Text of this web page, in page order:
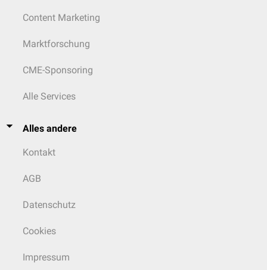
Content Marketing
Marktforschung
CME-Sponsoring
Alle Services
Alles andere
Kontakt
AGB
Datenschutz
Cookies
Impressum